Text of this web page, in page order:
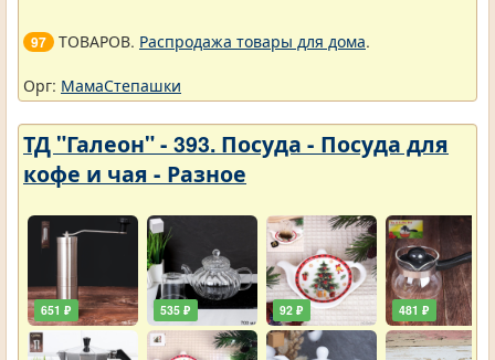
97 ТОВАРОВ. Распродажа товары для дома.
Орг: МамаСтепашки
ТД "Галеон" - 393. Посуда - Посуда для
кофе и чая - Разное
651 ₽ 535 ₽ 92 ₽ 481 ₽